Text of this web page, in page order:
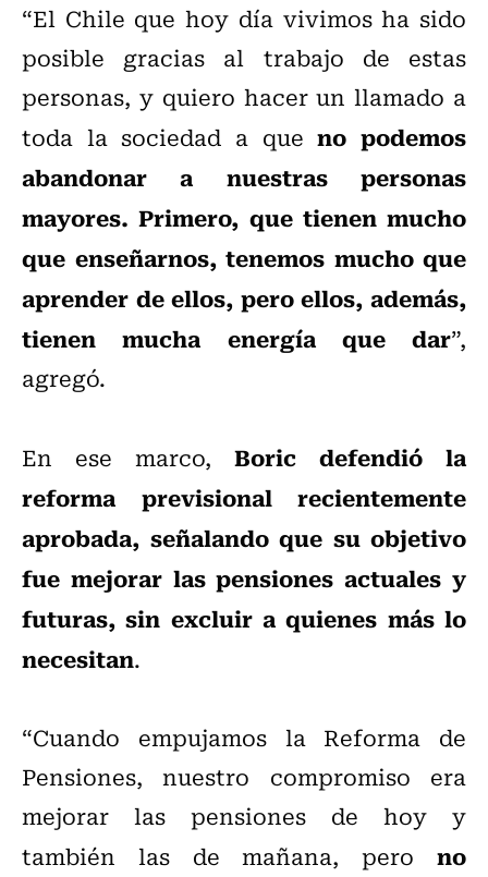
“El Chile que hoy día vivimos ha sido
posible gracias al trabajo de estas
personas, y quiero hacer un llamado a
toda la sociedad a queno podemos
abandonar a nuestras personas
mayores. Primero, que tienen mucho
que enseñarnos, tenemos mucho que
aprender de ellos, pero ellos, además,
tienen mucha energía que dar”,
agregó.
En ese marco, Boric defendió la
reforma previsional recientemente
aprobada, señalando que su objetivo
fue mejorar las pensiones actuales y
futuras, sin excluir a quienes más lo
necesitan.
“Cuando empujamos la Reforma de
Pensiones, nuestro compromiso era
mejorar las pensiones de hoy y
también las de mañana, pero no